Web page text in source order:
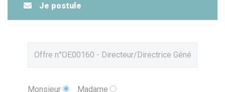
Je postule
Monsieur Madame